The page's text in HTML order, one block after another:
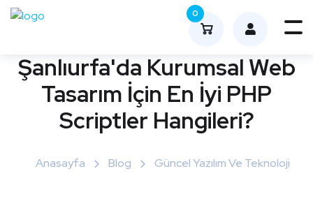
0
Me
nüy
ü
Şanlıurfa'da Kurumsal Web
Tasarım İçin En İyi PHP
Scriptler Hangileri?
Anasayfa Blog Güncel Yazılım Ve Teknoloji